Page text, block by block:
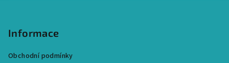
Informace
Obchodní podmínky